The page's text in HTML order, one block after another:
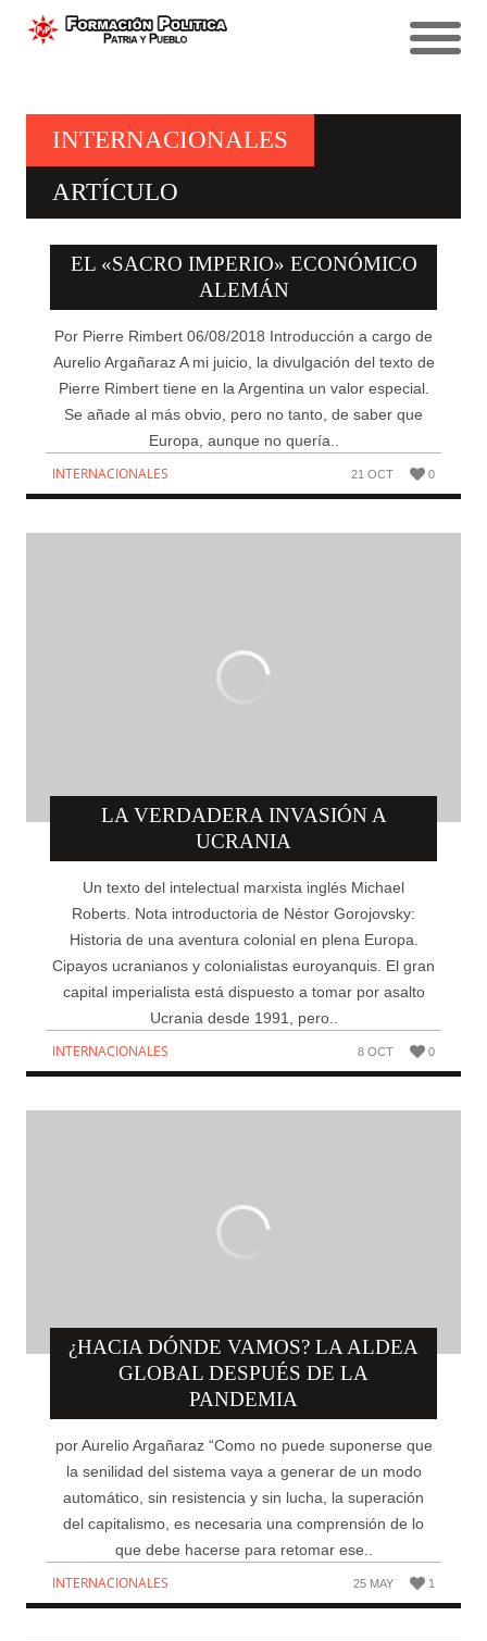
ALDEA GLOBAL DESPUÉS DE
LA PANDEMIA
BOLCHEVISMO Y STALINISMO
IZQUIERDAS SEUDO
TROTSKISTAS
HO CHI MINH: ¿PEKÍN O
MOSCÚ? HANOI…
DE LOS HABSBURGO A HITLER
GEOPOLÍTICA, MARXISMO E
IZQUIERDA NACIONAL
UNA LECCIÓN PARA
“MARXISTAS” EUROPEIZADOS
PROPIA GUERRA DE
MALVINAS?
INTERNACIONALES
ARTÍCULO
EL «SACRO IMPERIO» ECONÓMICO
ALEMÁN
Por Pierre Rimbert 06/08/2018 Introducción a cargo de
Aurelio Argañaraz A mi juicio, la divulgación del texto de
Pierre Rimbert tiene en la Argentina un valor especial.
Se añade al más obvio, pero no tanto, de saber que
Europa, aunque no quería..
INTERNACIONALES 21 OCT 0
LA VERDADERA INVASIÓN A
UCRANIA
Un texto del intelectual marxista inglés Michael
Roberts. Nota introductoria de Néstor Gorojovsky:
Historia de una aventura colonial en plena Europa.
Cipayos ucranianos y colonialistas euroyanquis. El gran
capital imperialista está dispuesto a tomar por asalto
Ucrania desde 1991, pero..
INTERNACIONALES 8 OCT 0
¿HACIA DÓNDE VAMOS? LA ALDEA
GLOBAL DESPUÉS DE LA
PANDEMIA
por Aurelio Argañaraz “Como no puede suponerse que
la senilidad del sistema vaya a generar de un modo
automático, sin resistencia y sin lucha, la superación
del capitalismo, es necesaria una comprensión de lo
que debe hacerse para retomar ese..
INTERNACIONALES 25 MAY 1